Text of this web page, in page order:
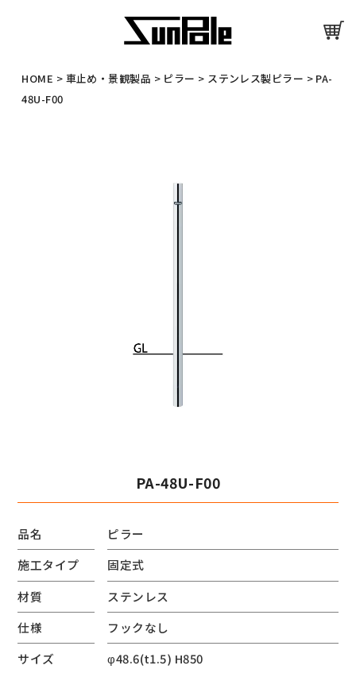
HOME > 車止め・景観製品 > ピラー > ステンレス製ピラー > PA-
48U-F00
PA-48U-F00
品名
ピラー
施工タイプ
固定式
材質
ステンレス
仕様
フックなし
サイズ
φ48.6(t1.5) H850